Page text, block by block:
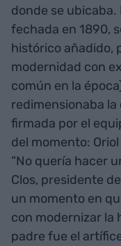
donde se
fechada en 1890,
histórico añadido,
modernidad con
común en la
redimensionaba
firmada por el
del momento:
“No quería hacer
Clos, presidente
un momento en
con modernizar la
padre fue el